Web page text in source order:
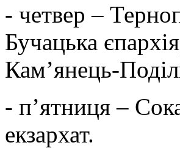
- четвер –
Бучацька
Кам’янець-
- п’ятниця –
екзархат.